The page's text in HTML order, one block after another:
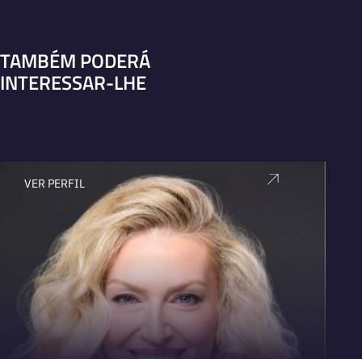
TAMBÉM PODERÁ
INTERESSAR-LHE
VER PERFIL